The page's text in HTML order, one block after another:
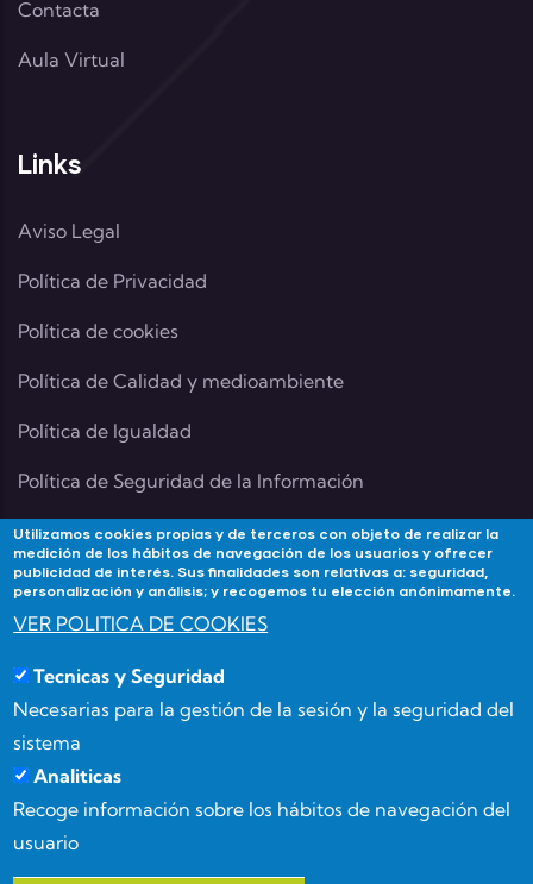
Contacta
Aula Virtual
Links
Aviso Legal
Política de Privacidad
Política de cookies
Política de Calidad y medioambiente
Política de Igualdad
Política de Seguridad de la Información
Contacta
Forma3Almeria en:
info@forma3almeria.com
Utilizamos cookies propias y de terceros con objeto de realizar la
medición de los hábitos de navegación de los usuarios y ofrecer
publicidad de interés. Sus finalidades son relativas a: seguridad,
personalización y análisis; y recogemos tu elección anónimamente.
VER POLITICA DE COOKIES
Tecnicas y Seguridad
Necesarias para la gestión de la sesión y la seguridad del
sistema
Analiticas
Recoge información sobre los hábitos de navegación del
usuario